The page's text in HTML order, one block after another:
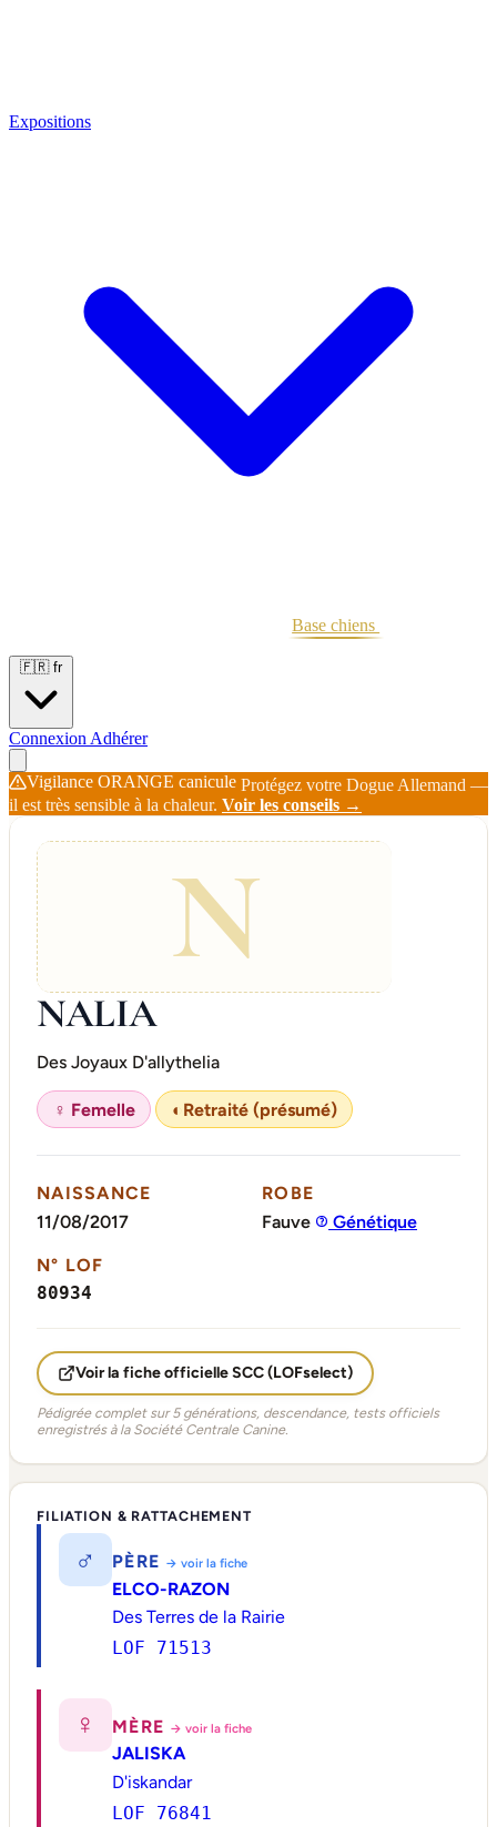
Expositions
Base chiens
🇫🇷 fr
Connexion Adhérer
Vigilance ORANGE canicule Protégez votre Dogue Allemand —
il est très sensible à la chaleur. Voir les conseils →
N
NALIA
Des Joyaux D'allythelia
♀ Femelle ◐ Retraité (présumé)
NAISSANCE
11/08/2017
ROBE
Fauve
Génétique
N° LOF
80934
Voir la fiche officielle SCC (LOFselect)
Pédigrée complet sur 5 générations, descendance, tests officiels
enregistrés à la Société Centrale Canine.
FILIATION & RATTACHEMENT
♂ PÈRE → voir la fiche
ELCO-RAZON
Des Terres de la Rairie
LOF 71513
♀ MÈRE → voir la fiche
JALISKA
D'iskandar
LOF 76841